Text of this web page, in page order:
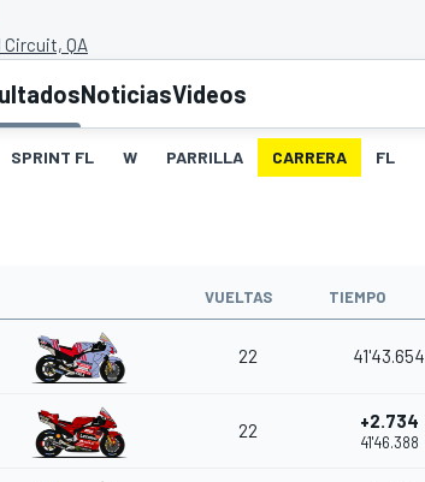
QA
NoticiasVideos
SPRINT FL W PARRILLA CARRERA FL
VUELTAS TIEMPO
22 41'43.654
22 +2.734
41'46.388